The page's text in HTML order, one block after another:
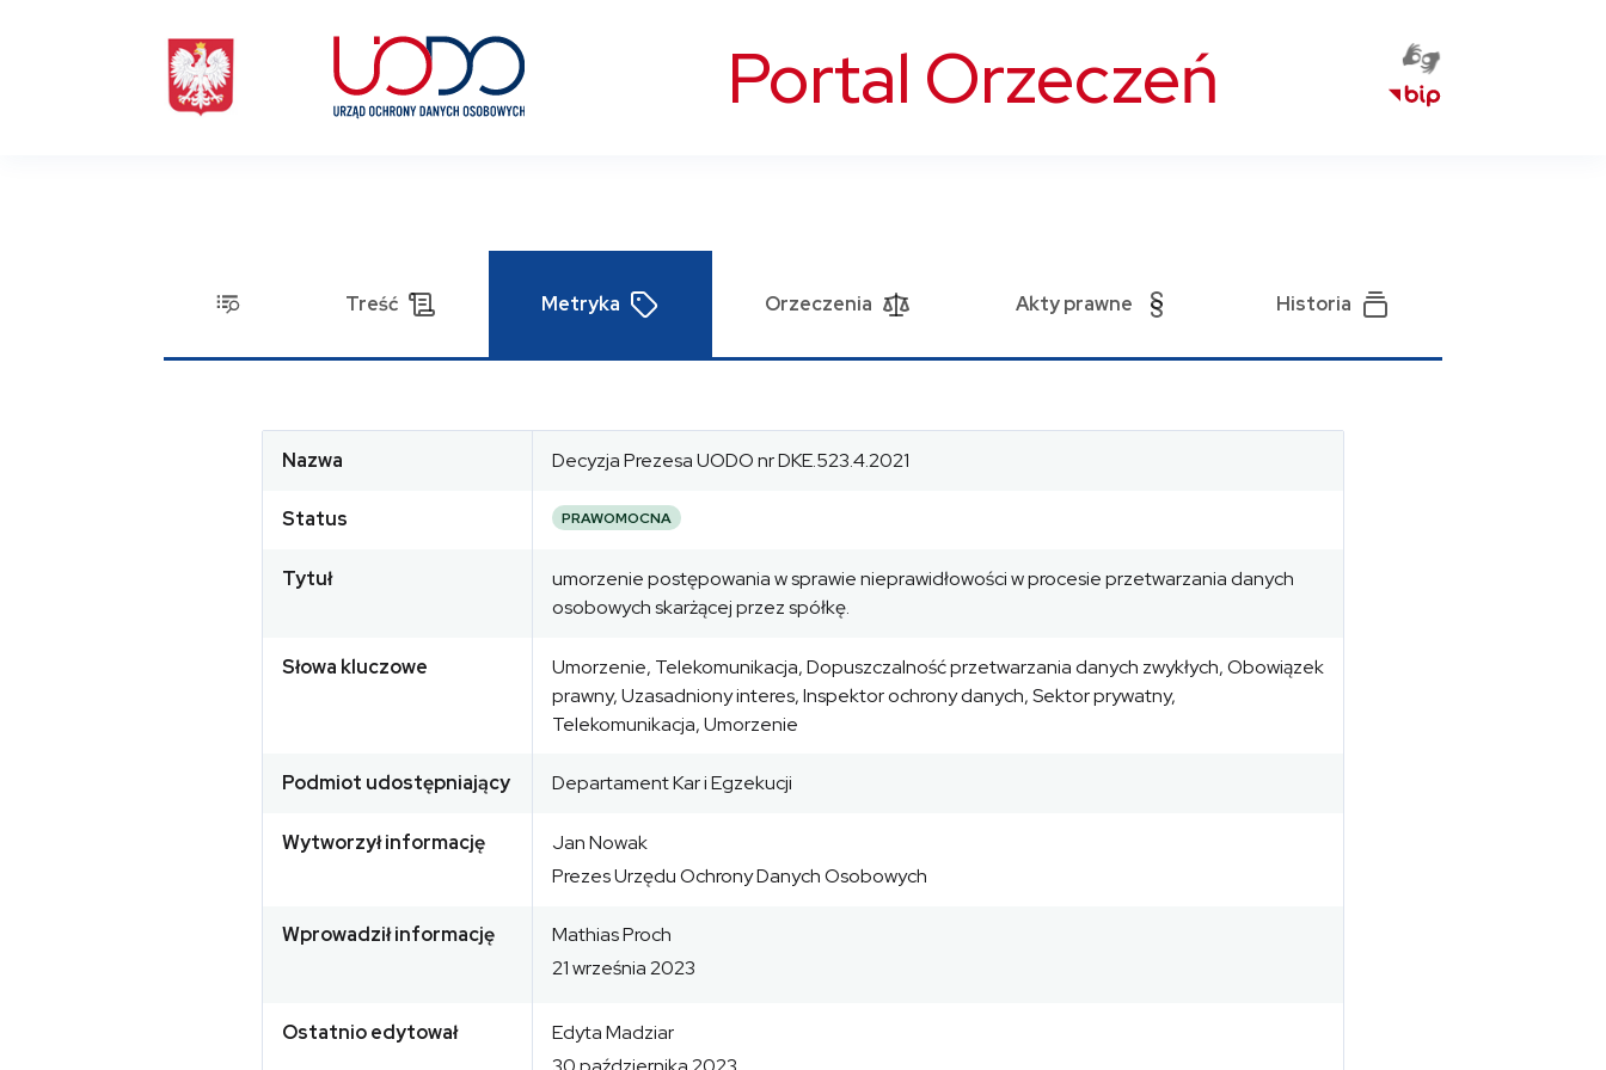
Portal Orzeczeń
Treść Metryka Orzeczenia Akty prawne Historia
Nazwa Decyzja Prezesa UODO nr DKE.523.4.2021
Status PRAWOMOCNA
Tytuł
umorzenie postępowania w sprawie nieprawidłowości w procesie przetwarzania danych
osobowych skarżącej przez spółkę.
Słowa kluczowe
Umorzenie, Telekomunikacja, Dopuszczalność przetwarzania danych zwykłych, Obowiązek
prawny, Uzasadniony interes, Inspektor ochrony danych, Sektor prywatny,
Telekomunikacja, Umorzenie
Podmiot udostępniający Departament Kar i Egzekucji
Wytworzył informację
Jan Nowak
Prezes Urzędu Ochrony Danych Osobowych
Wprowadził informację
Mathias Proch
21 września 2023
Ostatnio edytował
Edyta Madziar